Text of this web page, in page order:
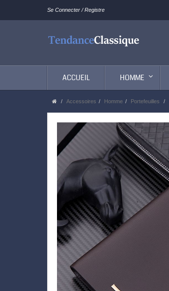
Se Connecter / Registre
ACCUEIL HOMME
Accessoires Homme Portefeuilles